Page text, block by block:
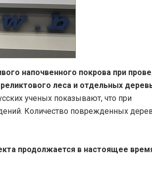
напочвенного покрова при
леса и отдельных
ученых показывают, что при
Количество поврежденных
продолжается в настоящее